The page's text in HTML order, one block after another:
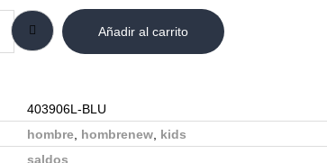
Añadir al carrito
403906L-BLU
hombre hombrenew kids
saldos